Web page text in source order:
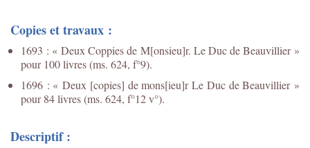
Copies et travaux :
1693 : « Deux Coppies de M[onsieu]r. Le Duc de Beauvillier »
pour 100 livres (ms. 624, f°9).
1696 : « Deux [copies] de mons[ieu]r Le Duc de Beauvillier »
pour 84 livres (ms. 624, f°12 v°).
Descriptif :